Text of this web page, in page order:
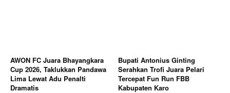
AWON FC Juara Bhayangkara
Cup 2026, Taklukkan Pandawa
Lima Lewat Adu Penalti
Dramatis
Bupati Antonius Ginting
Serahkan Trofi Juara Pelari
Tercepat Fun Run FBB
Kabupaten Karo